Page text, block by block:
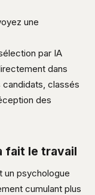
une
par IA
dans
classés
des
fait le travail
psychologue
cumulant plus